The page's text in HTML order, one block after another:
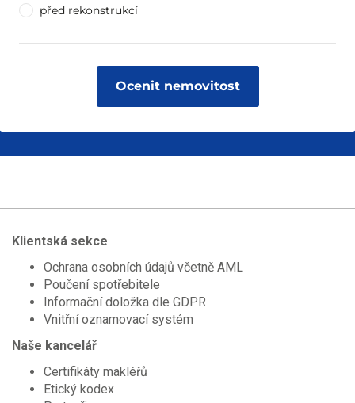
Klientská sekce
Ochrana osobních údajů včetně AML
Poučení spotřebitele
Informační doložka dle GDPR
Vnitřní oznamovací systém
Naše kancelář
Certifikáty makléřů
Etický kodex